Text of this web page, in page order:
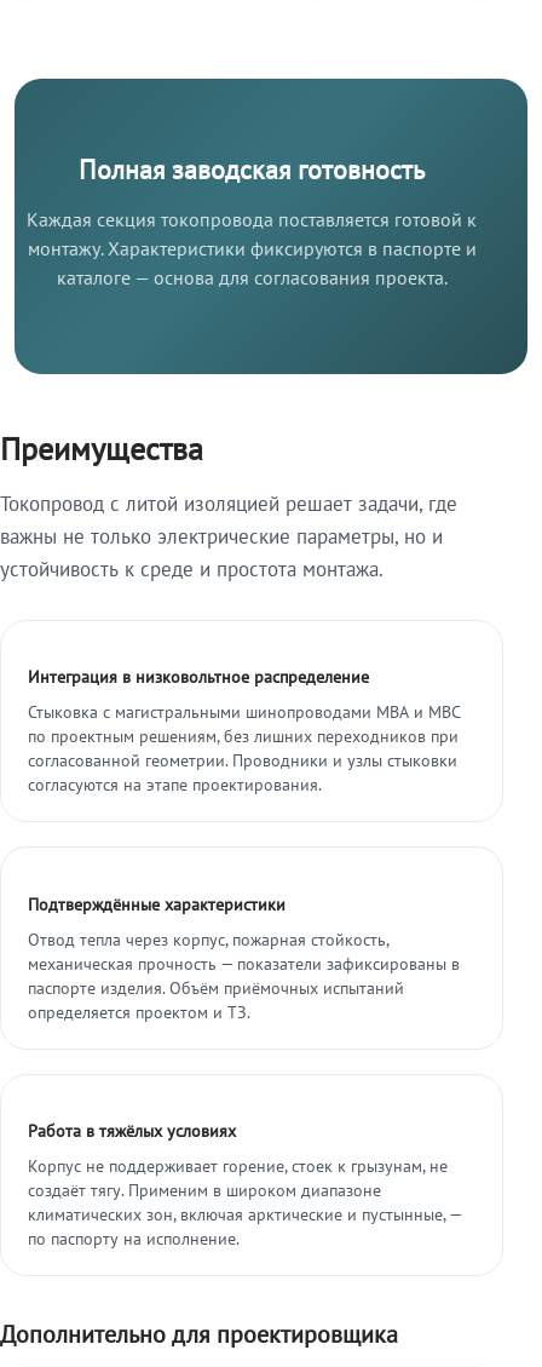
Полная заводская готовность
Каждая секция токопровода поставляется готовой к
монтажу. Характеристики фиксируются в паспорте и
каталоге — основа для согласования проекта.
Преимущества
Токопровод с литой изоляцией решает задачи, где
важны не только электрические параметры, но и
устойчивость к среде и простота монтажа.
Интеграция в низковольтное распределение
Стыковка с магистральными шинопроводами МВА и МВС
по проектным решениям, без лишних переходников при
согласованной геометрии. Проводники и узлы стыковки
согласуются на этапе проектирования.
Подтверждённые характеристики
Отвод тепла через корпус, пожарная стойкость,
механическая прочность — показатели зафиксированы в
паспорте изделия. Объём приёмочных испытаний
определяется проектом и ТЗ.
Работа в тяжёлых условиях
Корпус не поддерживает горение, стоек к грызунам, не
создаёт тягу. Применим в широком диапазоне
климатических зон, включая арктические и пустынные, —
по паспорту на исполнение.
Дополнительно для проектировщика